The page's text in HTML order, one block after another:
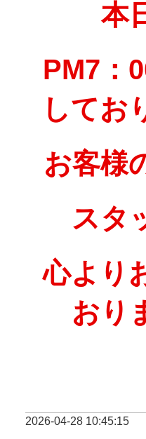
本
PM7：
してお
お客様
スタ
心より
おり
2026-04-28 10:45:15